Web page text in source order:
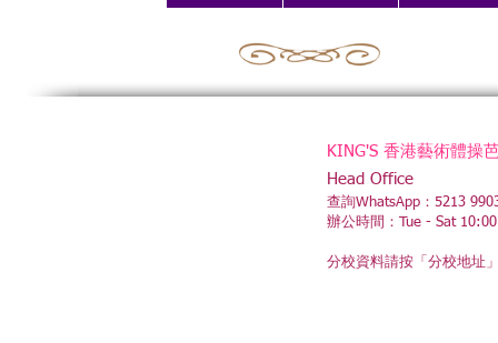
KING'S 香港藝術體操
Head Office
查詢WhatsApp：5213
辦公時間：Tue - Sat
分校資料請按「分校地址